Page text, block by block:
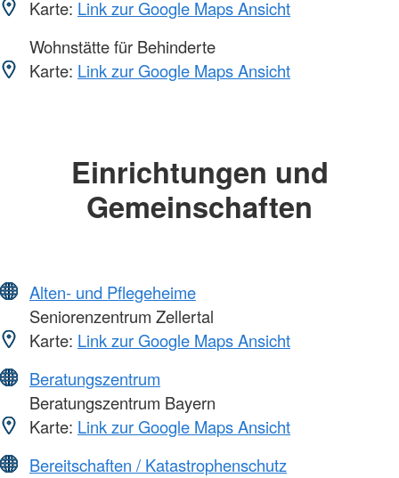
Karte: Link zur Google Maps Ansicht
Wohnstätte für Behinderte
Karte: Link zur Google Maps Ansicht
Einrichtungen und
Gemeinschaften
Alten- und Pflegeheime
Seniorenzentrum Zellertal
Karte: Link zur Google Maps Ansicht
Beratungszentrum
Beratungszentrum Bayern
Karte: Link zur Google Maps Ansicht
Bereitschaften / Katastrophenschutz